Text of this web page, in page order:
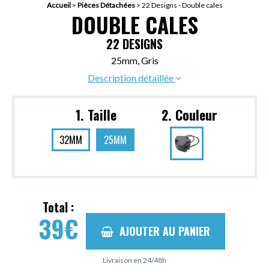
Accueil> Pièces Détachées> 22 Designs - Double cales
DOUBLE CALES
22 DESIGNS
25mm, Gris
Description détaillée
1. Taille
32MM 25MM
2. Couleur
Total :
39€ AJOUTER AU PANIER
Livraison en 24/48h